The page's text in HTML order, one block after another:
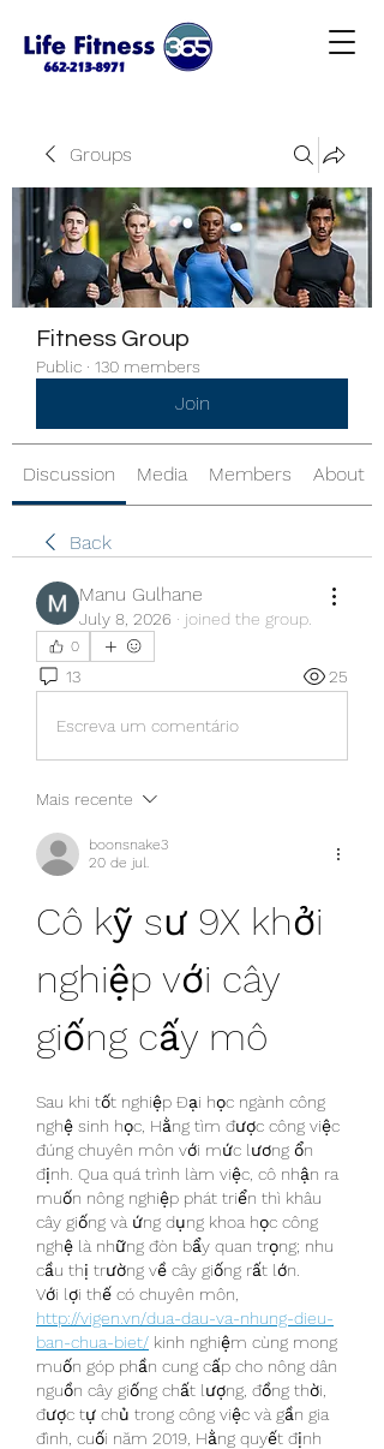
Groups
Fitness Group
Public · 130 members
Join
Discussion Media Members About
Back
Manu Gulhane
July 8, 2026 · joined the group.
0
13 25
Escreva um comentário
Mais recente
boonsnake3
20 de jul.
Cô kỹ sư 9X khởi
nghiệp với cây
giống cấy mô
Sau khi tốt nghiệp Đại học ngành công
nghệ sinh học, Hằng tìm được công việc
đúng chuyên môn với mức lương ổn
định. Qua quá trình làm việc, cô nhận ra
muốn nông nghiệp phát triển thì khâu
cây giống và ứng dụng khoa học công
nghệ là những đòn bẩy quan trọng; nhu
cầu thị trường về cây giống rất lớn.
http://vigen.vn/dua-dau-va-nhung-dieu-
ban-chua-biet/ kinh nghiệm cùng mong
muốn góp phần cung cấp cho nông dân
nguồn cây giống chất lượng, đồng thời,
được tự chủ trong công việc và gần gia
đình, cuối năm 2019, Hằng quyết định